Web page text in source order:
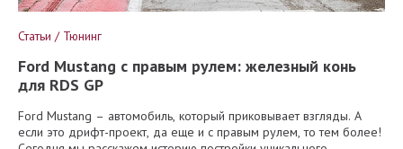
Статьи / Тюнинг
Ford Mustang с правым рулем: железный конь
для RDS GP
Ford Mustang – автомобиль, который приковывает взгляды. А
если это дрифт-проект, да еще и с правым рулем, то тем более!